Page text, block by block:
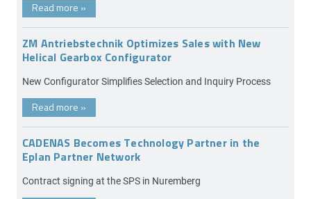
Read more »
ZM Antriebstechnik Optimizes Sales with New
Helical Gearbox Configurator
New Configurator Simplifies Selection and Inquiry Process
Read more »
CADENAS Becomes Technology Partner in the
Eplan Partner Network
Contract signing at the SPS in Nuremberg